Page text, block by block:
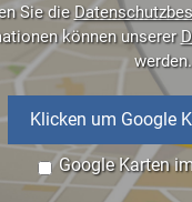
Sie die
können unserer
werden.
Klicken um Google
Google Karten